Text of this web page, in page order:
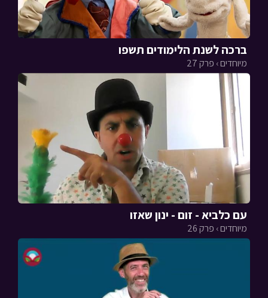
ברכה לשנת הלימודים תשפו
מיוחדים › פרק 27
עם כלביא - זום - ינון שאזו
מיוחדים › פרק 26